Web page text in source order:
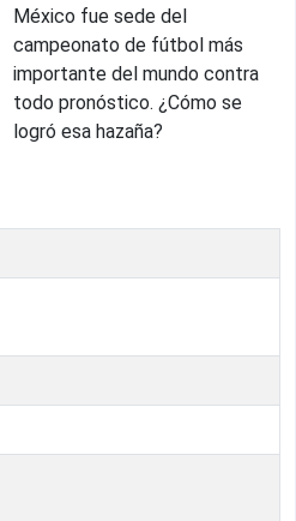
México fue sede del
campeonato de fútbol más
importante del mundo contra
todo pronóstico. ¿Cómo se
logró esa hazaña?